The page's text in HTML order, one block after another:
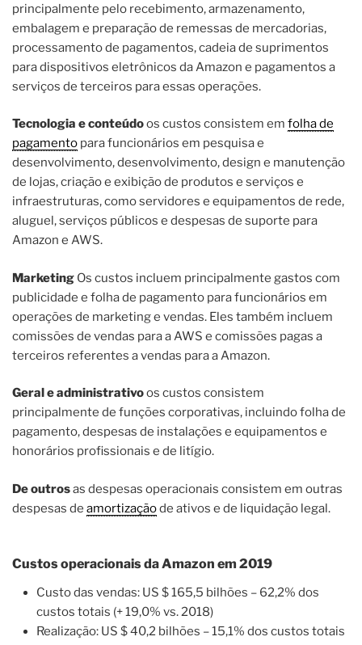
principalmente pelo recebimento, armazenamento,
embalagem e preparação de remessas de mercadorias,
processamento de pagamentos, cadeia de suprimentos
para dispositivos eletrônicos da Amazon e pagamentos a
serviços de terceiros para essas operações.
Tecnologia e conteúdoos custos consistem em folha de
pagamento para funcionários em pesquisa e
desenvolvimento, desenvolvimento, design e manutenção
de lojas, criação e exibição de produtos e serviços e
infraestruturas, como servidores e equipamentos de rede,
aluguel, serviços públicos e despesas de suporte para
Amazon e AWS.
Marketing Os custos incluem principalmente gastos com
publicidade e folha de pagamento para funcionários em
operações de marketing e vendas. Eles também incluem
comissões de vendas para a AWS e comissões pagas a
terceiros referentes a vendas para a Amazon.
Geral e administrativoos custos consistem
principalmente de funções corporativas, incluindo folha de
pagamento, despesas de instalações e equipamentos e
honorários profissionais e de litígio.
De outrosas despesas operacionais consistem em outras
despesas de amortizaçãode ativos e de liquidação legal.
Custos operacionais da Amazon em 2019
Custo das vendas: US $ 165,5 bilhões – 62,2% dos
custos totais (+ 19,0% vs. 2018)
Realização: US $ 40,2 bilhões – 15,1% dos custos totais